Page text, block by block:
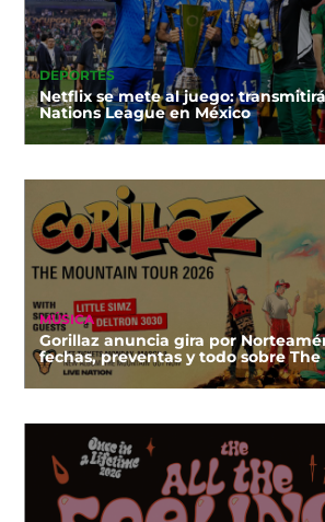
DEPORTES
Netflix se mete al juego:
Nations League en México
MÚSICA
Gorillaz anuncia gira por
fechas, preventas y todo sobre